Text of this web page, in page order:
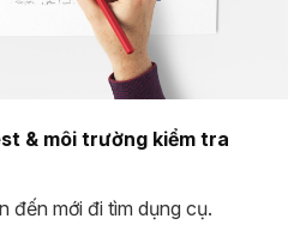
& môi trường kiểm tra
đến mới đi tìm dụng cụ.